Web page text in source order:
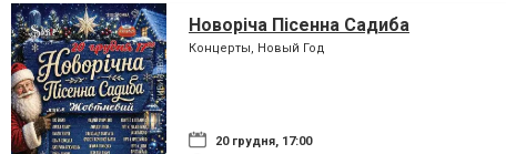
Новоріча Пісенна Садиба
Концерты, Новый Год
20 грудня, 17:00